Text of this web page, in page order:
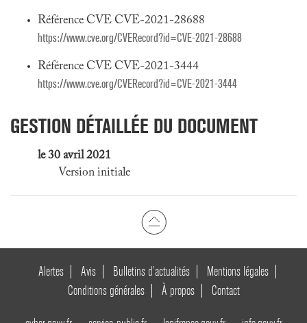
Référence CVE CVE-2021-28688
https://www.cve.org/CVERecord?id=CVE-2021-28688
Référence CVE CVE-2021-3444
https://www.cve.org/CVERecord?id=CVE-2021-3444
GESTION DÉTAILLÉE DU DOCUMENT
le 30 avril 2021
Version initiale
Alertes Avis Bulletins d’actualités
Mentions légales
Conditions générales
À propos Contact